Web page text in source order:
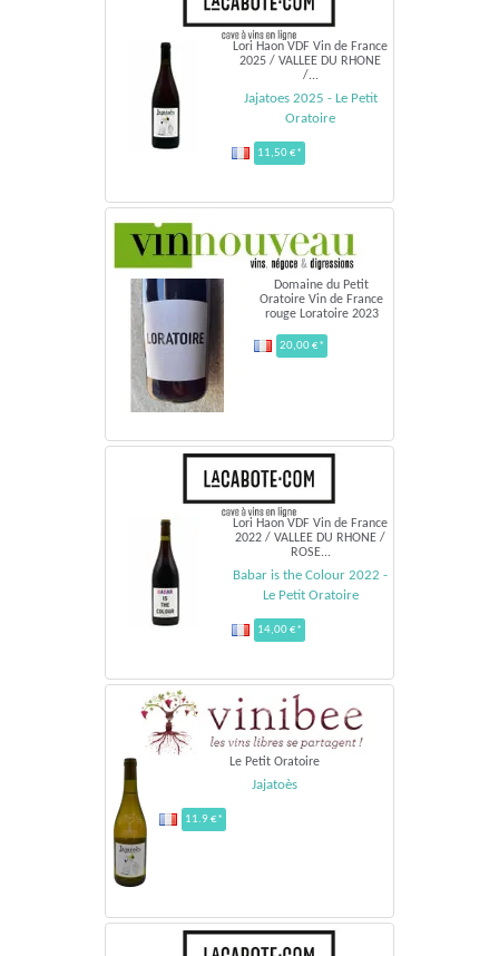
Lori Haon VDF Vin de France
2025 / VALLEE DU RHONE
/...
Jajatoes 2025 - Le Petit
Oratoire
11,50 €*
Domaine du Petit
Oratoire Vin de France
rouge Loratoire 2023
20,00 €*
Lori Haon VDF Vin de France
2022 / VALLEE DU RHONE /
ROSE...
Babar is the Colour 2022 -
Le Petit Oratoire
14,00 €*
Le Petit Oratoire
Jajatoès
11.9 €*